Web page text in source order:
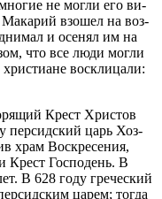
не могли его ви­
Ма­ка­рий взо­шел на воз­
и осе­нял им на
что все люди могли
вос­кли­ца­ли:
Крест Хри­стов
пер­сид­ский царь Хоз­
храм Вос­кре­се­ния,
Крест Гос­по­день. В
В 628 году гре­че­ский
царем; тогда